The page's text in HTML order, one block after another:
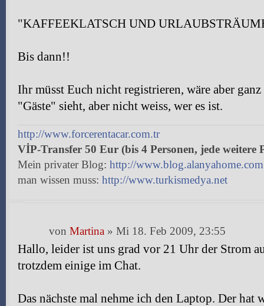
"KAFFEEKLATSCH UND
Bis dann!!
Ihr müsst Euch nicht registrieren, wäre aber
"Gäste" sieht, aber nicht weiss, wer es ist.
http://www.forcerentacar.com.tr
VİP-Transfer 50 Eur (bis 4 Personen, jede weitere
Mein privater Blog: http://www.blog.alanyahome.com
man wissen muss: http://www.turkismedya.net
von Martina » Mi 18. Feb 2009, 23:55
Hallo, leider ist uns grad vor 21 Uhr der Strom
trotzdem einige im Chat.
Das nächste mal nehme ich den Laptop. Der hat